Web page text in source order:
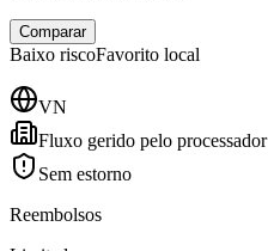
Comparar
Baixo riscoFavorito local
VN
Fluxo gerido pelo processador
Sem estorno
Reembolsos